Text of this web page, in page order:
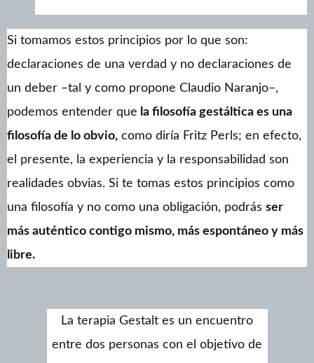
Si tomamos estos principios por lo que son:
declaraciones de una verdad y no declaraciones de
un deber –tal y como propone Claudio Naranjo–,
podemos entender que la filosofía gestáltica es una
filosofía de lo obvio, como diría Fritz Perls; en efecto,
el presente, la experiencia y la responsabilidad son
realidades obvias. Si te tomas estos principios como
una filosofía y no como una obligación, podrás ser
más auténtico contigo mismo, más espontáneo y más
libre.
La terapia Gestalt es un encuentro
entre dos personas con el objetivo de